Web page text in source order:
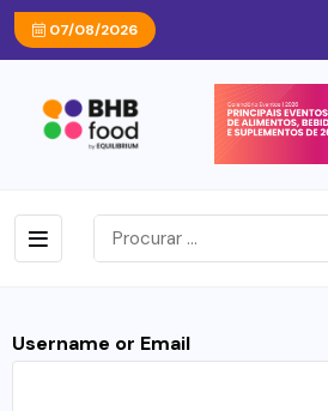
07/08/2026
Username or Email